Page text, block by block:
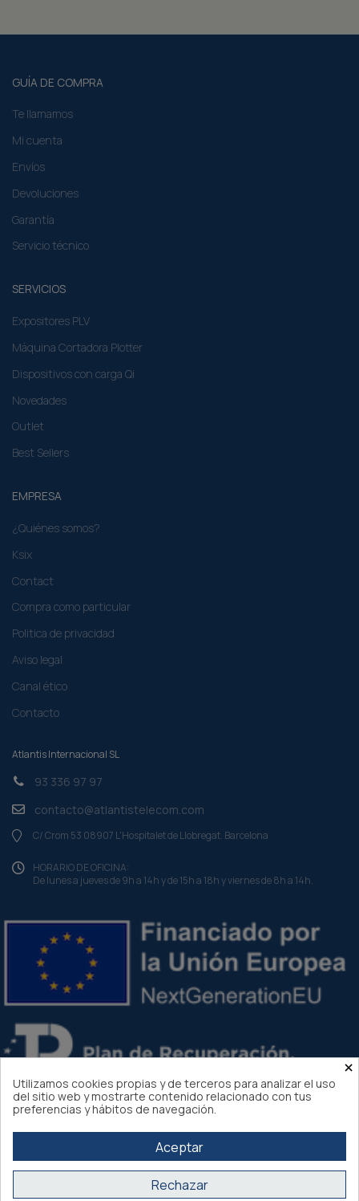
GUÍA DE COMPRA
Te llamamos
Mi cuenta
Envíos
Devoluciones
Garantía
Servicio técnico
SERVICIOS
Expositores PLV
Máquina Cortadora Plotter
Dispositivos con carga Qi
Novedades
Outlet
Best Sellers
EMPRESA
¿Quiénes somos?
Ksix
Contact
Compra como particular​
Politica de privacidad
Aviso legal
Canal ético
Contacto
Atlantis Internacional SL
93 336 97 97
contacto@atlantistelecom.com
C/ Crom 53 08907 L'Hospitalet de Llobregat. Barcelona
HORARIO DE OFICINA:
De lunes a jueves de 9h a 14h y de 15h a 18h y viernes de 8h a 14h.
×
Utilizamos cookies propias y de terceros para analizar el uso
del sitio web y mostrarte contenido relacionado con tus
preferencias y hábitos de navegación.
Aceptar
Rechazar